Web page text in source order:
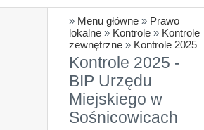
» Menu główne » Prawo
lokalne » Kontrole » Kontrole
zewnętrzne » Kontrole 2025
Kontrole 2025 -
BIP Urzędu
Miejskiego w
Sośnicowicach